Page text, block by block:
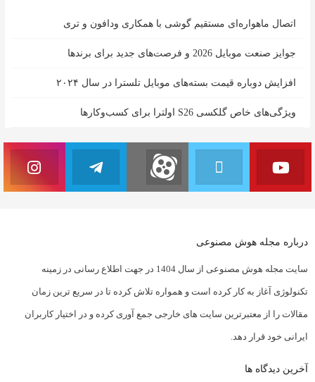
اتصال ماهواره‌ای مستقیم گوشی‌ با همکاری ودافون و تری
جوایز صنعت موبایل 2026 و فرصت‌های جدید برای برندها
افزایش دوباره قیمت بسته‌های موبایل تلسترا در سال ۲۰۲۴
ویژگی‌های خاص گلکسی S26 اولترا برای کسب‌وکارها
درباره مجله هوش مصنوعی
سایت مجله هوش مصنوعی از سال 1404 در جهت اطلاع رسانی در زمینه
تکنولوژی آغاز به کار کرده است و همواره تلاش کرده تا در سریع ترین زمان
مقالات را از معتبرترین سایت های خارجی جمع آوری کرده و در اختیار کاربران
ایرانی خود قرار دهد.
آخرین دیدگاه ها